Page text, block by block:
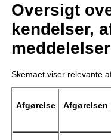
Oversigt
kendelser,
Skemaet viser relevante
Afgørelse Afgørelsen